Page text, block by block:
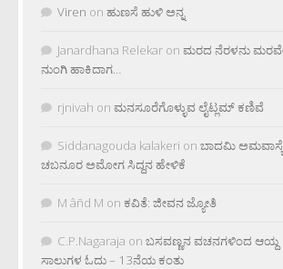
Viren on ಹುಣಸೆ ಹುಳಿ ಅನ್ನ
Janardhana Relekar on ಮರದ ನೆರಳನು
ನುಂಗಿ ಹಾಕಿದಾಗ…
rjnivah on ಮನಸೂರೆಗೊಳ್ಳುವ ಲೈಟ್ಲಮ್ ಕಣಿವೆ
Siddanagouda kalakeri on ಬಾದಮಿ
ಚಬನೂರ ಅಮೋಗ ಸಿದ್ದನ ಹೇಳಿಕೆ
M âñd M on ಕವಿತೆ: ಜೀವನ ಜ್ಯೋತಿ
C.P.Nagaraja on ಬಸವಣ್ಣನ ವಚನಗಳಿಂದ ಆಯ್ದ
ಸಾಲುಗಳ ಓದು – 13ನೆಯ ಕಂತು